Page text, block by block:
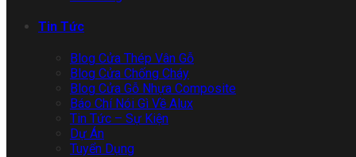
Tin Tức
Blog Cửa Thép Vân Gỗ
Blog Cửa Chống Cháy
Blog Cửa Gỗ Nhựa Composite
Báo Chí Nói Gì Về Alux
Tin Tức – Sự Kiện
Dự Án
Tuyển Dụng